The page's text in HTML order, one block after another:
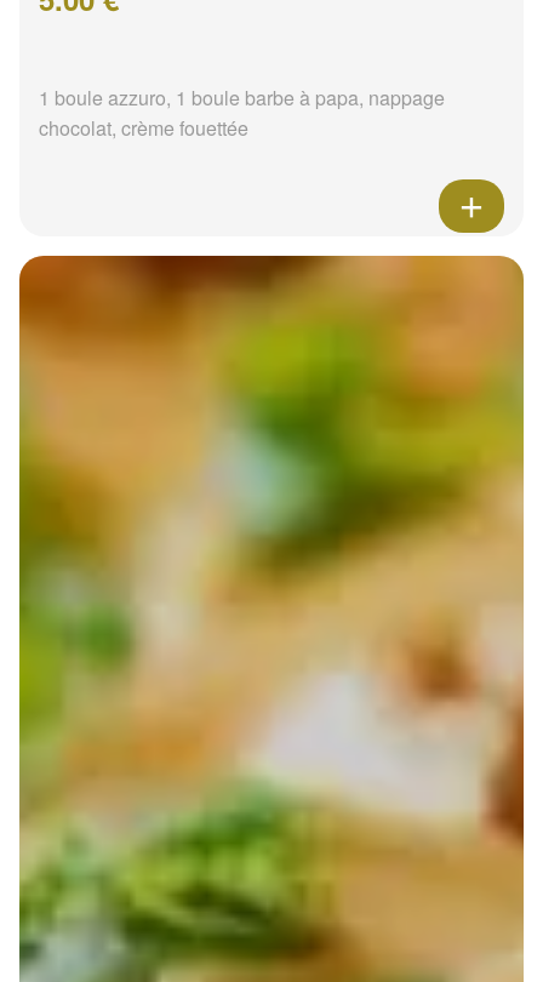
1 boule azzuro, 1 boule barbe à papa, nappage
chocolat, crème fouettée